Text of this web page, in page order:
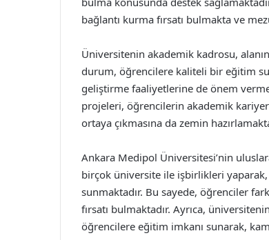
bağlantı kurma fırsatı bulmakta ve
Üniversitenin akademik kadrosu,
durum, öğrencilere kaliteli bir eğitim
geliştirme faaliyetlerine de önem
projeleri, öğrencilerin akademik
ortaya çıkmasına da zemin
Ankara Medipol Üniversitesi’nin
birçok üniversite ile işbirlikleri
sunmaktadır. Bu sayede, öğrenciler
fırsatı bulmaktadır. Ayrıca,
öğrencilere eğitim imkanı sunarak,